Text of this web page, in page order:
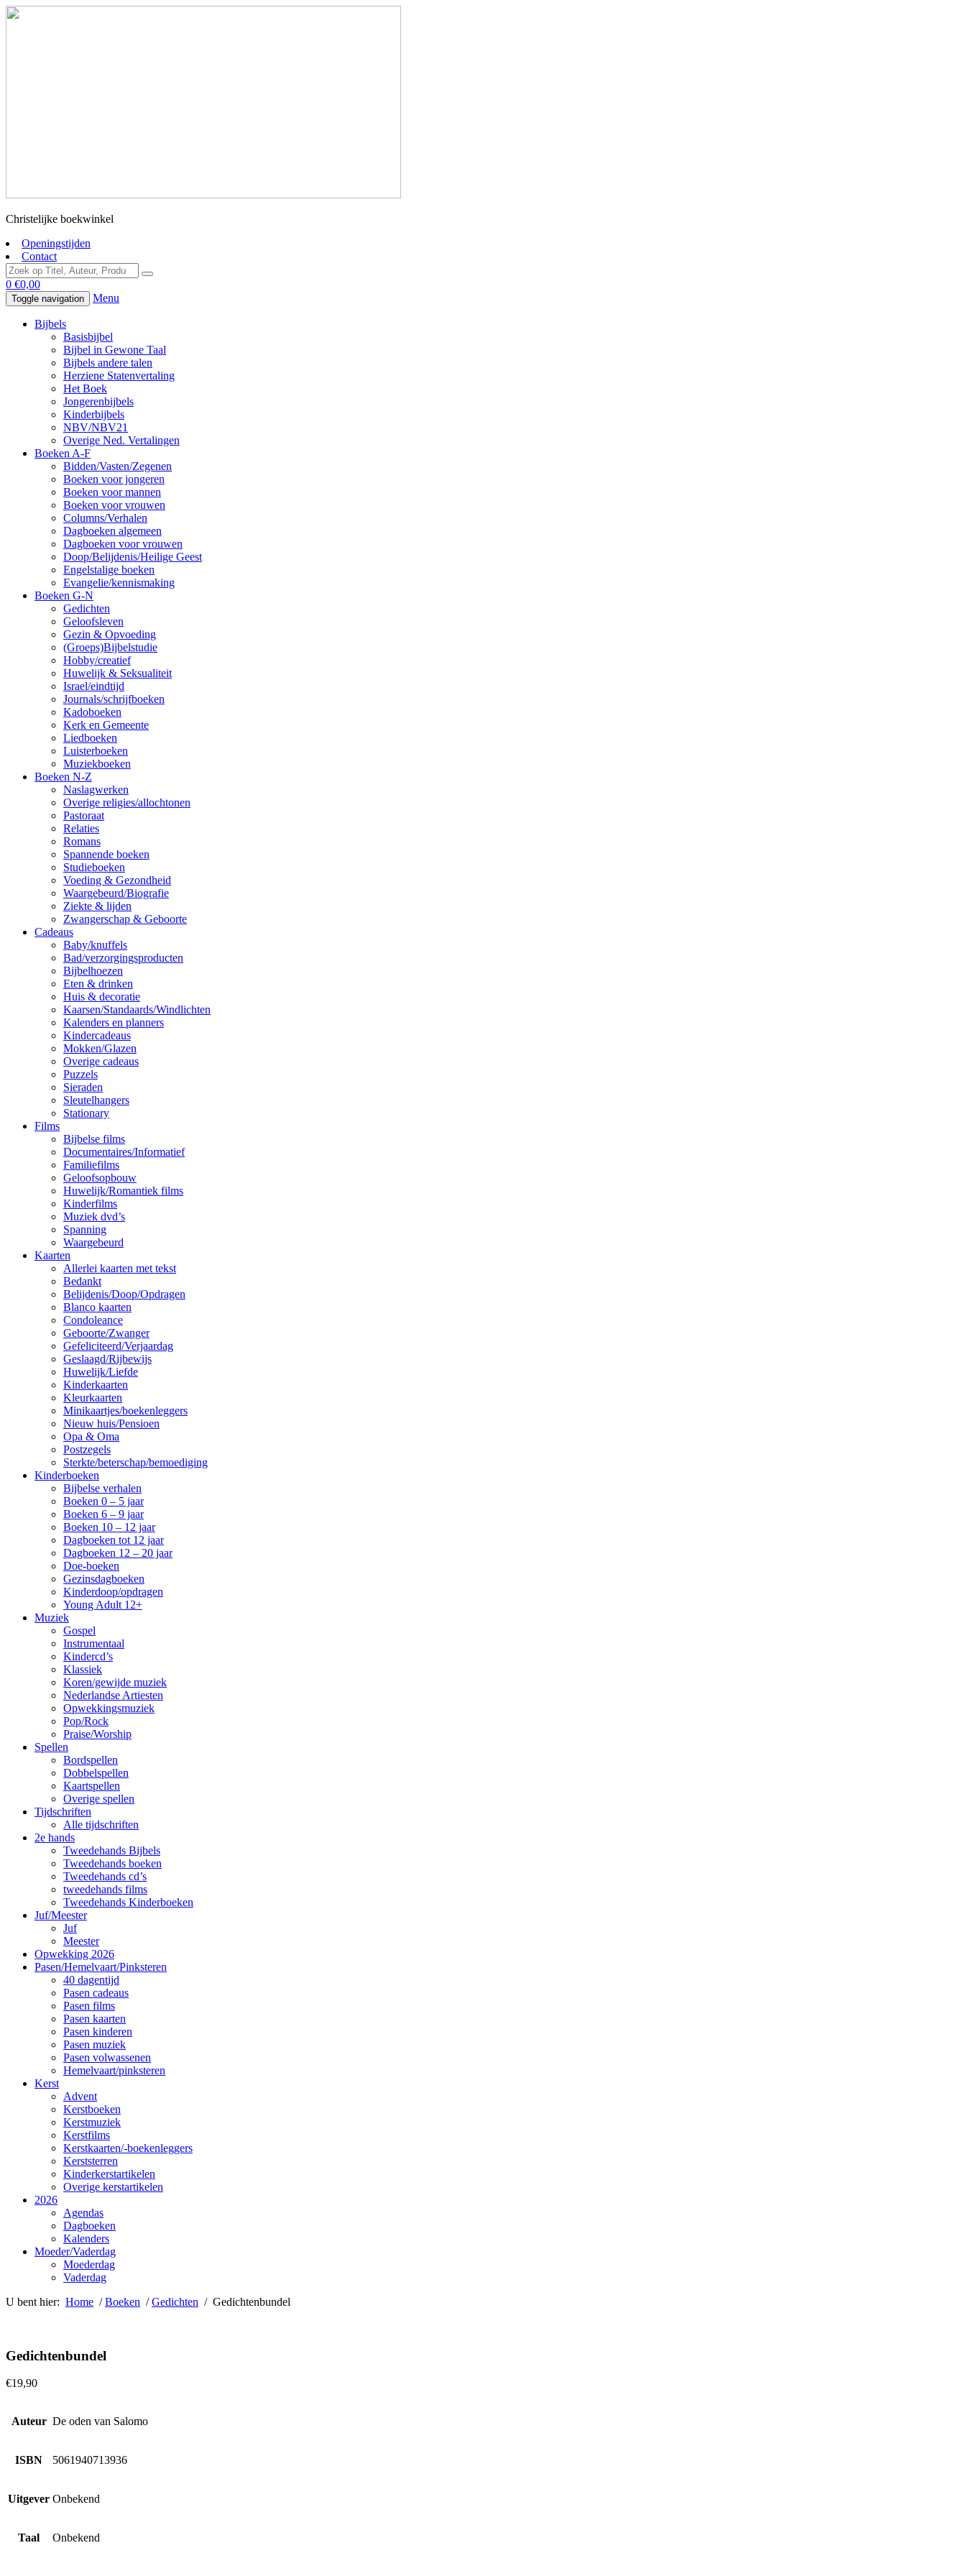
Christelijke boekwinkel
Openingstijden
Contact
0 €0,00
Toggle navigation Menu
Bijbels
Basisbijbel
Bijbel in Gewone Taal
Bijbels andere talen
Herziene Statenvertaling
Het Boek
Jongerenbijbels
Kinderbijbels
NBV/NBV21
Overige Ned. Vertalingen
Boeken A-F
Bidden/Vasten/Zegenen
Boeken voor jongeren
Boeken voor mannen
Boeken voor vrouwen
Columns/Verhalen
Dagboeken algemeen
Dagboeken voor vrouwen
Doop/Belijdenis/Heilige Geest
Engelstalige boeken
Evangelie/kennismaking
Boeken G-N
Gedichten
Geloofsleven
Gezin & Opvoeding
(Groeps)Bijbelstudie
Hobby/creatief
Huwelijk & Seksualiteit
Israel/eindtijd
Journals/schrijfboeken
Kadoboeken
Kerk en Gemeente
Liedboeken
Luisterboeken
Muziekboeken
Boeken N-Z
Naslagwerken
Overige religies/allochtonen
Pastoraat
Relaties
Romans
Spannende boeken
Studieboeken
Voeding & Gezondheid
Waargebeurd/Biografie
Ziekte & lijden
Zwangerschap & Geboorte
Cadeaus
Baby/knuffels
Bad/verzorgingsproducten
Bijbelhoezen
Eten & drinken
Huis & decoratie
Kaarsen/Standaards/Windlichten
Kalenders en planners
Kindercadeaus
Mokken/Glazen
Overige cadeaus
Puzzels
Sieraden
Sleutelhangers
Stationary
Films
Bijbelse films
Documentaires/Informatief
Familiefilms
Geloofsopbouw
Huwelijk/Romantiek films
Kinderfilms
Muziek dvd’s
Spanning
Waargebeurd
Kaarten
Allerlei kaarten met tekst
Bedankt
Belijdenis/Doop/Opdragen
Blanco kaarten
Condoleance
Geboorte/Zwanger
Gefeliciteerd/Verjaardag
Geslaagd/Rijbewijs
Huwelijk/Liefde
Kinderkaarten
Kleurkaarten
Minikaartjes/boekenleggers
Nieuw huis/Pensioen
Opa & Oma
Postzegels
Sterkte/beterschap/bemoediging
Kinderboeken
Bijbelse verhalen
Boeken 0 – 5 jaar
Boeken 6 – 9 jaar
Boeken 10 – 12 jaar
Dagboeken tot 12 jaar
Dagboeken 12 – 20 jaar
Doe-boeken
Gezinsdagboeken
Kinderdoop/opdragen
Young Adult 12+
Muziek
Gospel
Instrumentaal
Kindercd’s
Klassiek
Koren/gewijde muziek
Nederlandse Artiesten
Opwekkingsmuziek
Pop/Rock
Praise/Worship
Spellen
Bordspellen
Dobbelspellen
Kaartspellen
Overige spellen
Tijdschriften
Alle tijdschriften
2e hands
Tweedehands Bijbels
Tweedehands boeken
Tweedehands cd’s
tweedehands films
Tweedehands Kinderboeken
Juf/Meester
Juf
Meester
Opwekking 2026
Pasen/Hemelvaart/Pinksteren
40 dagentijd
Pasen cadeaus
Pasen films
Pasen kaarten
Pasen kinderen
Pasen muziek
Pasen volwassenen
Hemelvaart/pinksteren
Kerst
Advent
Kerstboeken
Kerstmuziek
Kerstfilms
Kerstkaarten/-boekenleggers
Kerststerren
Kinderkerstartikelen
Overige kerstartikelen
2026
Agendas
Dagboeken
Kalenders
Moeder/Vaderdag
Moederdag
Vaderdag
U bent hier: Home /Boeken /Gedichten / Gedichtenbundel
Gedichtenbundel
€19,90
Auteur De oden van Salomo
ISBN 5061940713936
Uitgever Onbekend
Taal Onbekend